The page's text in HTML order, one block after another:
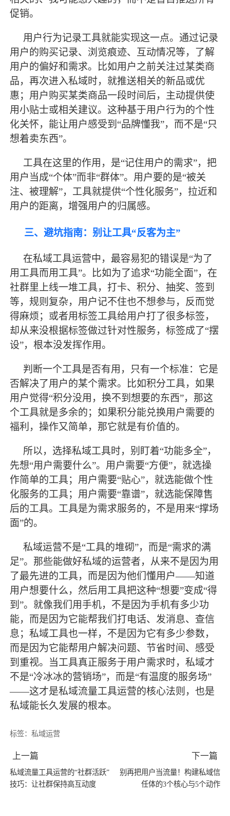
促销。
用户行为记录工具就能实现这一点。通过记录
用户的购买记录、浏览痕迹、互动情况等，了解
用户的偏好和需求。比如用户之前关注过某类商
品，再次进入私域时，就推送相关的新品或优
惠；用户购买某类商品一段时间后，主动提供使
用小贴士或相关建议。这种基于用户行为的个性
化关怀，能让用户感受到 “品牌懂我”，而不是“只
想着卖东西”。
工具在这里的作用，是“记住用户的需求”，把
用户当成“个体”而非“群体”。用户要的是“被关
注、被理解”，工具就提供“个性化服务”，拉近和
用户的距离，增强用户的归属感。
三、避坑指南：别让工具“反客为主”
在私域工具运营中， 最容易犯的错误是“为了
用工具而用工具”。比如为了追求“功能全面”，在
社群里上线一堆工具，打卡、积分、抽奖、签到
等，规则复杂，用户记不住也不想参与，反而觉
得麻烦；或者用标签工具给用户打了很多标签，
却从来没根据标签做过针对性服务，标签成了“摆
设”，根本没发挥作用。
判断一个工具是否有用，只有一个标准：它是
否解决了用户的某个需求。比如积分工具，如果
用户觉得“积分没用，换不到想要的东西”，那这
个工具就是多余的；如果积分能兑换用户需要的
福利，操作又简单，那它就是有价值的。
所以，选择私域工具时，别盯着“功能多全”，
先想“用户需要什么”。用户需要“方便”，就选操
作简单的工具；用户需要“贴心”，就选能做个性
化服务的工具；用户需要“靠谱”，就选能保障售
后的工具。工具是为需求服务的，不是用来“撑场
面”的。
私域运营不是“工具的堆砌”，而是“需求的满
足”。那些能做好私域的运营者，从来不是因为用
了最先进的工具，而是因为他们懂用户——知道
用户想要什么，然后用工具把这种“想要”变成“得
到”。就像我们用手机，不是因为手机有多少功
能，而是因为它能帮我们打电话、发消息、查信
息；私域工具也一样，不是因为它有多少参数，
而是因为它能帮用户解决问题、节省时间、感受
到重视。当工具真正服务于用户需求时，私域才
不是“冷冰冰的营销场”，而是“有温度的服务场”
——这才是私域流量工具运营的核心法则，也是
私域能长久发展的根本。
标签：私域运营
上一篇
私域流量工具运营的“社群活跃”
技巧：让社群保持高互动度
下一篇
别再把用户当流量！构建私域信
任体的3个核心与5个动作